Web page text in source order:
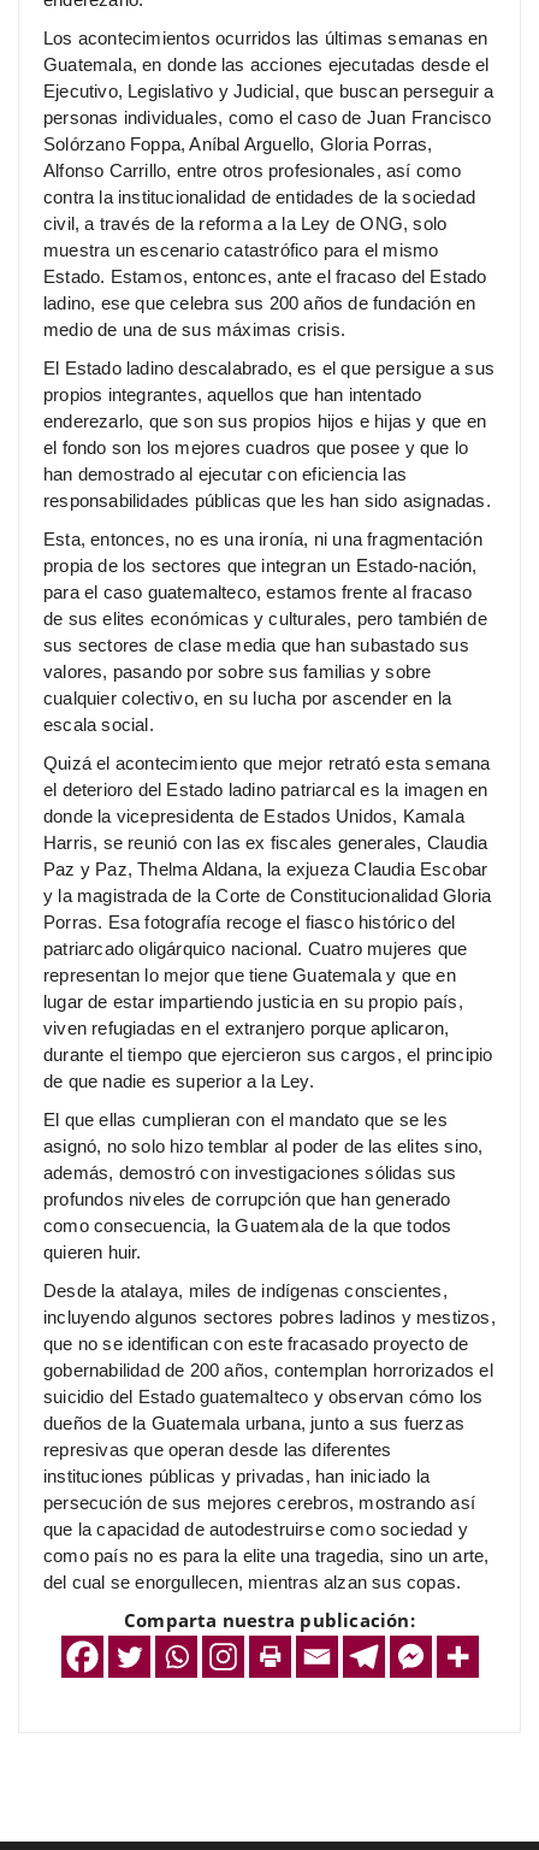
Los acontecimientos ocurridos las últimas semanas en
Guatemala, en donde las acciones ejecutadas desde el
Ejecutivo, Legislativo y Judicial, que buscan perseguir a
personas individuales, como el caso de Juan Francisco
Solórzano Foppa, Aníbal Arguello, Gloria Porras,
Alfonso Carrillo, entre otros profesionales, así como
contra la institucionalidad de entidades de la sociedad
civil, a través de la reforma a la Ley de ONG, solo
muestra un escenario catastrófico para el mismo
Estado. Estamos, entonces, ante el fracaso del Estado
ladino, ese que celebra sus 200 años de fundación en
medio de una de sus máximas crisis.
El Estado ladino descalabrado, es el que persigue a sus
propios integrantes, aquellos que han intentado
enderezarlo, que son sus propios hijos e hijas y que en
el fondo son los mejores cuadros que posee y que lo
han demostrado al ejecutar con eficiencia las
responsabilidades públicas que les han sido asignadas.
Esta, entonces, no es una ironía, ni una fragmentación
propia de los sectores que integran un Estado-nación,
para el caso guatemalteco, estamos frente al fracaso
de sus elites económicas y culturales, pero también de
sus sectores de clase media que han subastado sus
valores, pasando por sobre sus familias y sobre
cualquier colectivo, en su lucha por ascender en la
escala social.
Quizá el acontecimiento que mejor retrató esta semana
el deterioro del Estado ladino patriarcal es la imagen en
donde la vicepresidenta de Estados Unidos, Kamala
Harris, se reunió con las ex fiscales generales, Claudia
Paz y Paz, Thelma Aldana, la exjueza Claudia Escobar
y la magistrada de la Corte de Constitucionalidad Gloria
Porras. Esa fotografía recoge el fiasco histórico del
patriarcado oligárquico nacional. Cuatro mujeres que
representan lo mejor que tiene Guatemala y que en
lugar de estar impartiendo justicia en su propio país,
viven refugiadas en el extranjero porque aplicaron,
durante el tiempo que ejercieron sus cargos, el principio
de que nadie es superior a la Ley.
El que ellas cumplieran con el mandato que se les
asignó, no solo hizo temblar al poder de las elites sino,
además, demostró con investigaciones sólidas sus
profundos niveles de corrupción que han generado
como consecuencia, la Guatemala de la que todos
quieren huir.
Desde la atalaya, miles de indígenas conscientes,
incluyendo algunos sectores pobres ladinos y mestizos,
que no se identifican con este fracasado proyecto de
gobernabilidad de 200 años, contemplan horrorizados el
suicidio del Estado guatemalteco y observan cómo los
dueños de la Guatemala urbana, junto a sus fuerzas
represivas que operan desde las diferentes
instituciones públicas y privadas, han iniciado la
persecución de sus mejores cerebros, mostrando así
que la capacidad de autodestruirse como sociedad y
como país no es para la elite una tragedia, sino un arte,
del cual se enorgullecen, mientras alzan sus copas.
Comparta nuestra publicación: